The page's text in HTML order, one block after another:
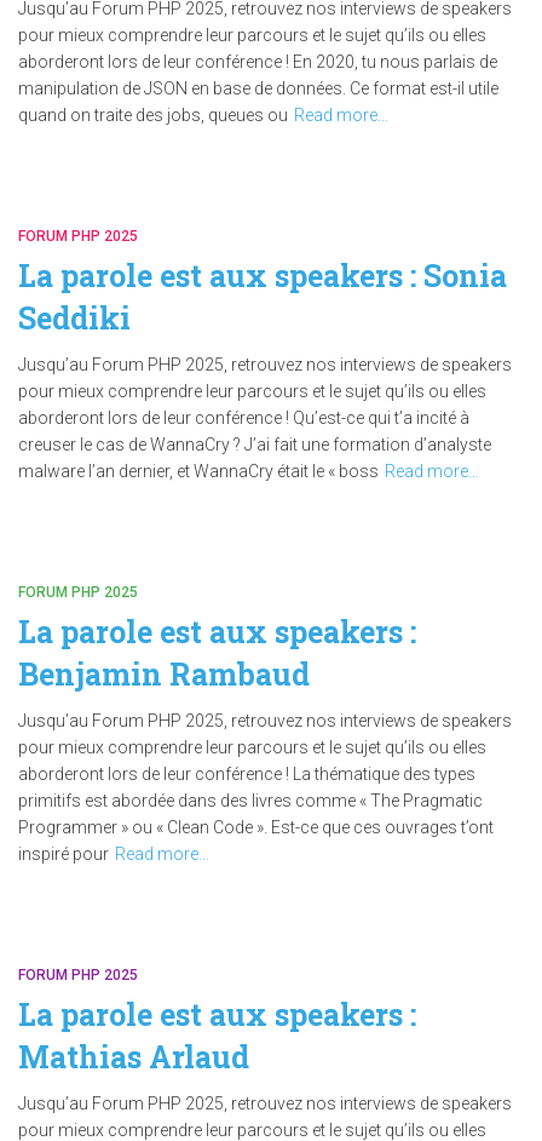
Jusqu’au Forum PHP 2025, retrouvez nos interviews de speakers
pour mieux comprendre leur parcours et le sujet qu’ils ou elles
aborderont lors de leur conférence ! En 2020, tu nous parlais de
manipulation de JSON en base de données. Ce format est-il utile
quand on traite des jobs, queues ou Read more…
FORUM PHP 2025
La parole est aux speakers : Sonia
Seddiki
Jusqu’au Forum PHP 2025, retrouvez nos interviews de speakers
pour mieux comprendre leur parcours et le sujet qu’ils ou elles
aborderont lors de leur conférence ! Qu’est-ce qui t’a incité à
creuser le cas de WannaCry ? J’ai fait une formation d’analyste
malware l’an dernier, et WannaCry était le « boss Read more…
FORUM PHP 2025
La parole est aux speakers :
Benjamin Rambaud
Jusqu’au Forum PHP 2025, retrouvez nos interviews de speakers
pour mieux comprendre leur parcours et le sujet qu’ils ou elles
aborderont lors de leur conférence ! La thématique des types
primitifs est abordée dans des livres comme « The Pragmatic
Programmer » ou « Clean Code ». Est-ce que ces ouvrages t’ont
inspiré pour Read more…
FORUM PHP 2025
La parole est aux speakers :
Mathias Arlaud
Jusqu’au Forum PHP 2025, retrouvez nos interviews de speakers
pour mieux comprendre leur parcours et le sujet qu’ils ou elles